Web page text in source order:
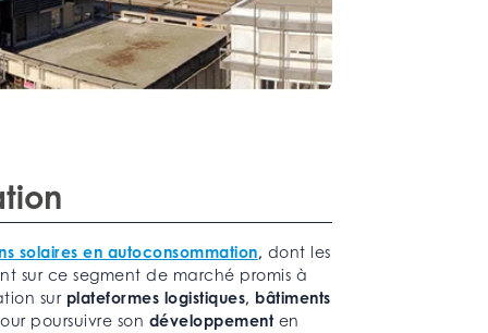
solaires en autoconsommation, dont les
sur ce segment de marché promis à
sur plateformes logistiques, bâtiments
poursuivre son développementen